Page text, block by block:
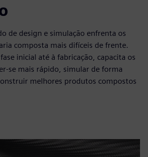
de design e simulação enfrenta os
composta mais difíceis de frente.
inicial até à fabricação, capacita os
se mais rápido, simular de forma
melhores produtos compostos